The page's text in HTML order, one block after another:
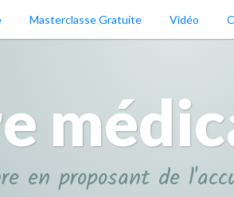
Masterclasse Gratuite Vidéo
en proposant de